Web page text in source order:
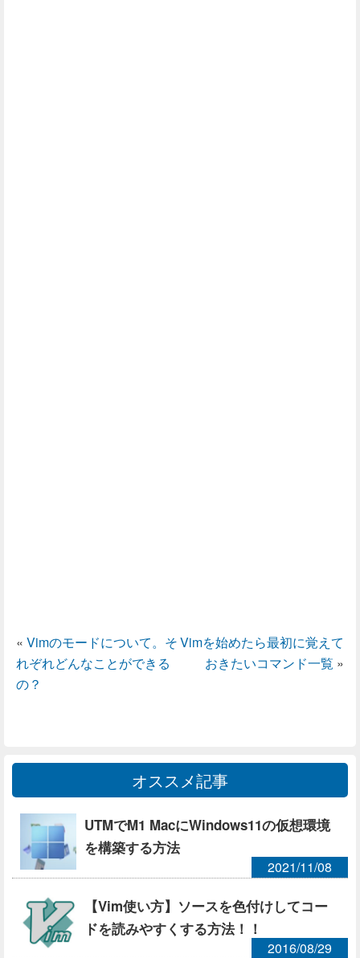
« Vimのモードについて。そ
れぞれどんなことができる
の？
Vimを始めたら最初に覚えて
おきたいコマンド一覧 »
オススメ記事
UTMでM1 MacにWindows11の仮想環境
を構築する方法
2021/11/08
【Vim使い方】ソースを色付けしてコー
ドを読みやすくする方法！！
2016/08/29